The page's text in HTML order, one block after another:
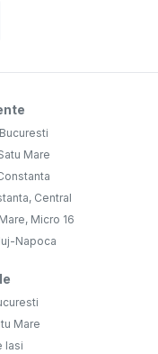
Mare
Central
Micro 16
Napoca
Mare
Iasi